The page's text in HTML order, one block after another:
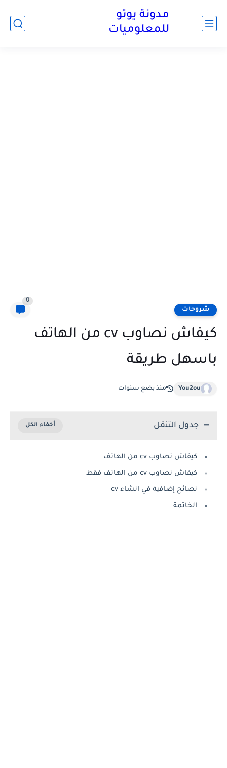
مدونة يوتو
للمعلوميات
شروحات
0
كيفاش نصاوب cv من الهاتف
باسهل طريقة
You2ou منذ بضع سنوات
جدول التنقل
كيفاش نصاوب cv من الهاتف
كيفاش نصاوب cv من الهاتف فقط
نصائح إضافية في انشاء cv
الخاتمة